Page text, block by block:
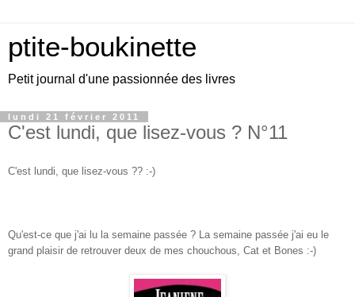
ptite-boukinette
Petit journal d'une passionnée des livres
lundi 21 février 2011
C'est lundi, que lisez-vous ? N°11
C'est lundi, que lisez-vous ?? :-)
Qu'est-ce que j'ai lu la semaine passée ? La semaine passée j'ai eu le
grand plaisir de retrouver deux de mes chouchous, Cat et Bones :-)